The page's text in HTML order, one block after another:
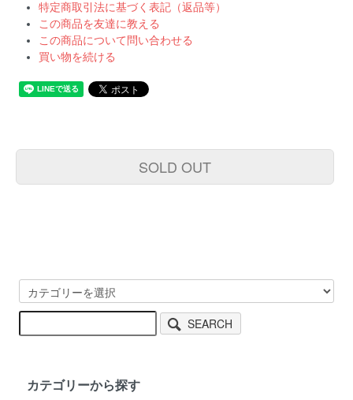
特定商取引法に基づく表記（返品等）
この商品を友達に教える
この商品について問い合わせる
買い物を続ける
SOLD OUT
SEARCH
カテゴリーから探す